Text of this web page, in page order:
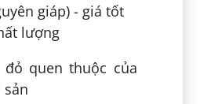
đỏ quen thuộc của